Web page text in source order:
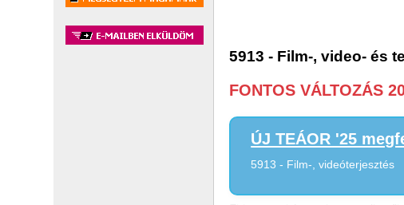
5913 - Film-, video- és
FONTOS VÁLTOZÁS
ÚJ TEÁOR '25
5913 - Film-, videóterjesztés